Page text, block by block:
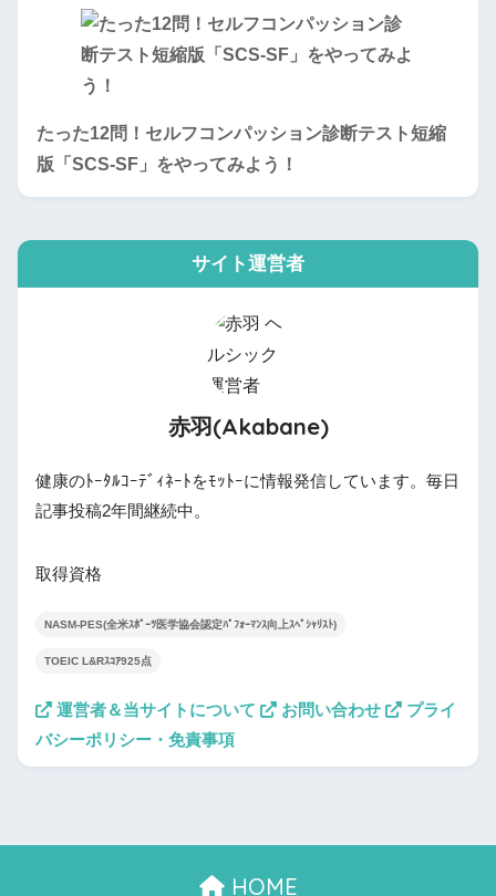
たった12問！セルフコンパッション診断テスト短縮
版「SCS-SF」をやってみよう！
サイト運営者
赤羽(Akabane)
健康のﾄｰﾀﾙｺｰﾃﾞｨﾈｰﾄをﾓｯﾄｰに情報発信しています。毎日
記事投稿2年間継続中。
取得資格
NASM-PES(全米ｽﾎﾟｰﾂ医学協会認定ﾊﾟﾌｫｰﾏﾝｽ向上ｽﾍﾟｼｬﾘｽﾄ)
TOEIC L&Rｽｺｱ925点
運営者＆当サイトについて お問い合わせ
プライ
バシーポリシー・免責事項
HOME